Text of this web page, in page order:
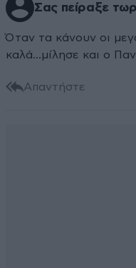
Σας πείραξε
Όταν τα κάνουν οι
καλά...μίλησε και ο
Απαντήστε